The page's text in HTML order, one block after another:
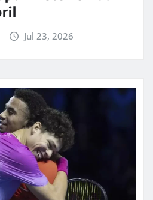
Jul 23, 2026